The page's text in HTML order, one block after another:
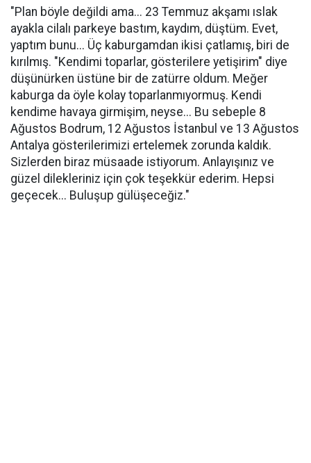
"Plan böyle değildi ama... 23 Temmuz akşamı ıslak
ayakla cilalı parkeye bastım, kaydım, düştüm. Evet,
yaptım bunu... Üç kaburgamdan ikisi çatlamış, biri de
kırılmış. "Kendimi toparlar, gösterilere yetişirim" diye
düşünürken üstüne bir de zatürre oldum. Meğer
kaburga da öyle kolay toparlanmıyormuş. Kendi
kendime havaya girmişim, neyse... Bu sebeple 8
Ağustos Bodrum, 12 Ağustos İstanbul ve 13 Ağustos
Antalya gösterilerimizi ertelemek zorunda kaldık.
Sizlerden biraz müsaade istiyorum. Anlayışınız ve
güzel dilekleriniz için çok teşekkür ederim. Hepsi
geçecek... Buluşup gülüşeceğiz."